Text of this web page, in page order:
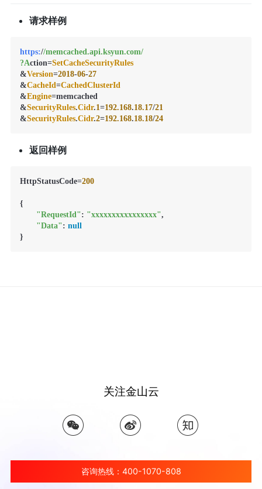
请求样例
https://memcached.api.ksyun.com/
?Action=SetCacheSecurityRules
&Version=2018-06-27
&CacheId =CachedClusterId
&Engine=memcached
&SecurityRules.Cidr.1 =192.168.18.17/21
&SecurityRules.Cidr.2=192.168.18.18/24
返回样例
HttpStatusCode=200
{
"RequestId": "xxxxxxxxxxxxxxxx",
"Data": null
关注金山云
咨询热线：400-1070-808